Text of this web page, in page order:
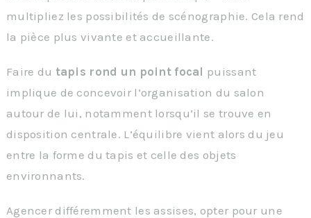
multipliez les possibilités de scénographie. Cela rend
la pièce plus vivante et accueillante.
Faire du tapis rond un point focal puissant
implique de concevoir l’organisation du salon
autour de lui, notamment lorsqu’il se trouve en
disposition centrale. L’équilibre vient alors du jeu
entre la forme du tapis et celle des objets
environnants.
Agencer différemment les assises, opter pour une